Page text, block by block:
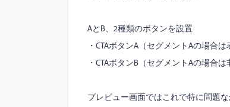
AとB、2種類のボタンを設置
・CTAボタンA（セグメントAの場合
・CTAボタンB（セグメントAの場合
プレビュー画面ではこれで特に問題